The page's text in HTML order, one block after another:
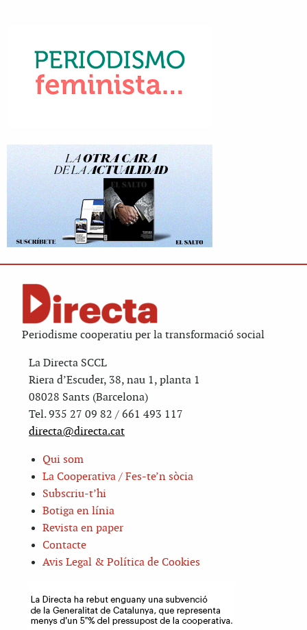
Periodisme cooperatiu per la transformació social
La Directa SCCL
Riera d’Escuder, 38, nau 1, planta 1
08028 Sants (Barcelona)
Tel. 935 27 09 82 / 661 493 117
directa@directa.cat
Qui som
La Cooperativa / Fes-te’n sòcia
Subscriu-t’hi
Botiga en línia
Revista en paper
Contacte
Avis Legal & Política de Cookies